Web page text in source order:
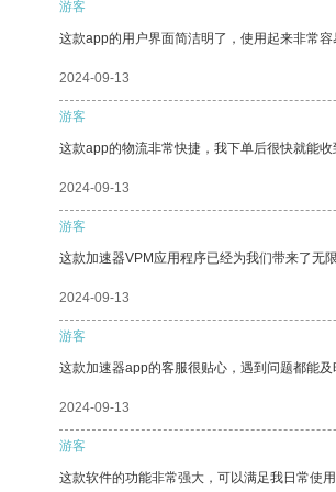
游客
这款app的用户界面简洁明了，使用起来非常容
2024-09-13
游客
这款app的物流非常快捷，我下单后很快就能收
2024-09-13
游客
这款加速器VPM应用程序已经为我们带来了无
2024-09-13
游客
这款加速器app的客服很贴心，遇到问题都能及
2024-09-13
游客
这款软件的功能非常强大，可以满足我日常使用